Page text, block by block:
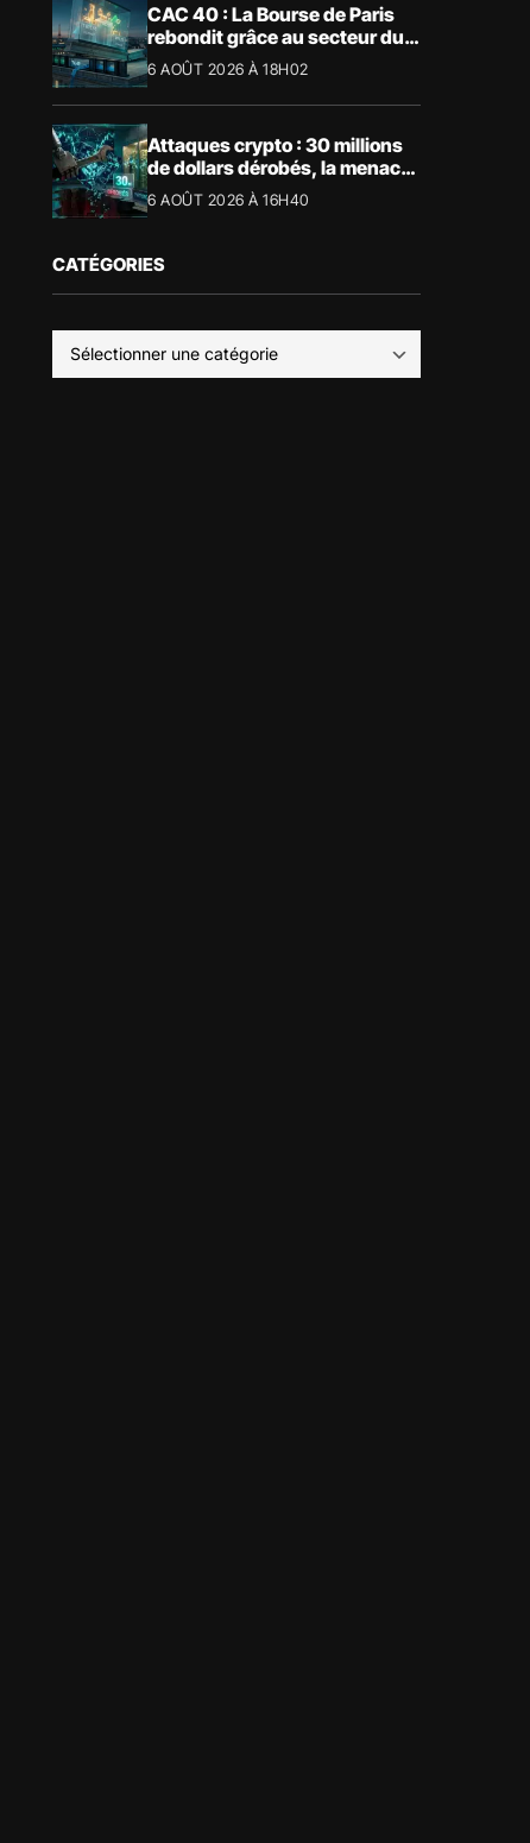
CAC 40 : La Bourse de Paris
rebondit grâce au secteur du
luxe
6 AOÛT 2026 À 18H02
Attaques crypto : 30 millions
de dollars dérobés, la menace
devient physique
6 AOÛT 2026 À 16H40
CATÉGORIES